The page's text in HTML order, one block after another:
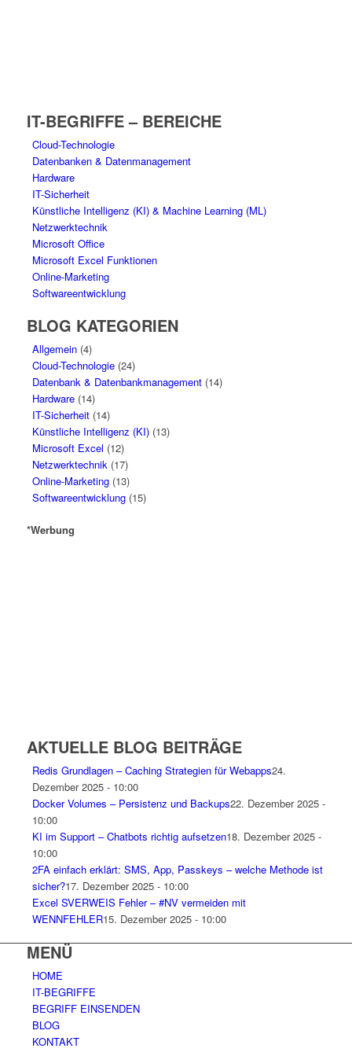
IT-BEGRIFFE – BEREICHE
Cloud-Technologie
Datenbanken & Datenmanagement
Hardware
IT-Sicherheit
Künstliche Intelligenz (KI) & Machine Learning (ML)
Netzwerktechnik
Microsoft Office
Microsoft Excel Funktionen
Online-Marketing
Softwareentwicklung
BLOG KATEGORIEN
Allgemein(4)
Cloud-Technologie(24)
Datenbank & Datenbankmanagement(14)
Hardware(14)
IT-Sicherheit(14)
Künstliche Intelligenz (KI)(13)
Microsoft Excel (12)
Netzwerktechnik(17)
Online-Marketing(13)
Softwareentwicklung(15)
*Werbung
AKTUELLE BLOG BEITRÄGE
Redis Grundlagen – Caching Strategien für Webapps24.
Dezember 2025 - 10:00
Docker Volumes – Persistenz und Backups22. Dezember 2025 -
10:00
KI im Support – Chatbots richtig aufsetzen18. Dezember 2025 -
10:00
2FA einfach erklärt: SMS, App, Passkeys – welche Methode ist
sicher?17. Dezember 2025 - 10:00
Excel SVERWEIS Fehler – #NV vermeiden mit
WENNFEHLER15. Dezember 2025 - 10:00
MENÜ
HOME
IT-BEGRIFFE
BEGRIFF EINSENDEN
BLOG
KONTAKT